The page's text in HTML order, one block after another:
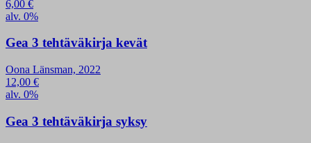
6,00 €
alv. 0%
Gea 3 tehtäväkirja kevät
Oona Länsman, 2022
12,00 €
alv. 0%
Gea 3 tehtäväkirja syksy